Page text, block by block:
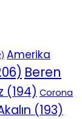
Amerika
Beren
(194) Corona
(193)